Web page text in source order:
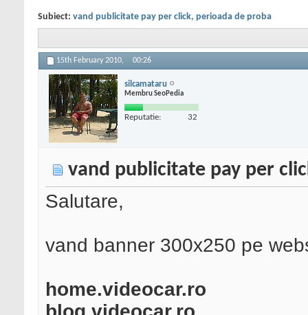
Subiect: vand publicitate pay per click, perioada de proba
15th February 2010, 00:26
silcamataru
Membru SeoPedia
Reputatie: 32
vand publicitate pay per
Salutare,
vand banner 300x250 pe
home.videocar.ro